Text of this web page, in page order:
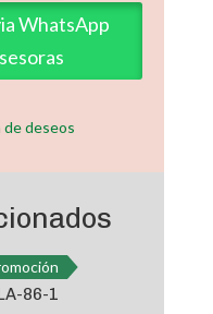
WhatsApp
de deseos
86-1